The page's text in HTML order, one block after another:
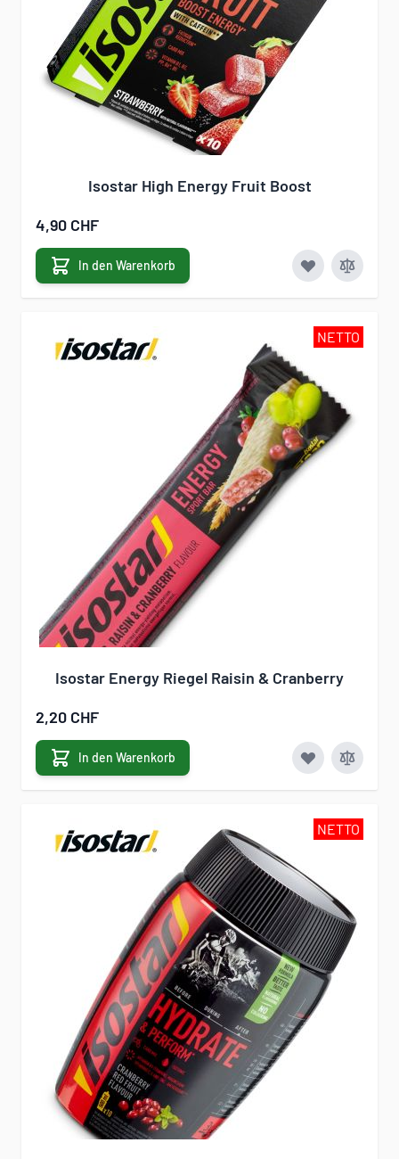
Isostar High Energy Fruit Boost
4,90 CHF
In den Warenkorb
NETTO
Isostar Energy Riegel Raisin & Cranberry
2,20 CHF
In den Warenkorb
NETTO